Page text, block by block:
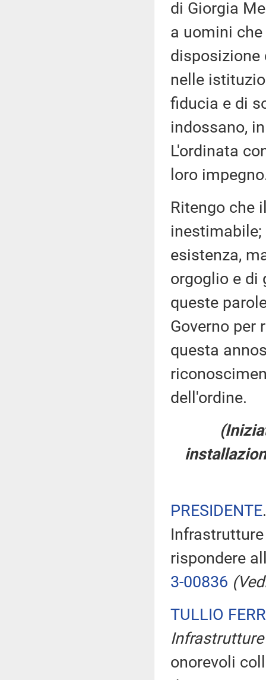
di Giorgia
a uomini
disposizione
nelle
fiducia e di
indossano,
L'ordinata
loro
Ritengo che
esistenza,
orgoglio e di
queste
Governo per
questa
dell'ordine.
PRESIDENTE
rispondere
3-00836
TULLIO
onorevoli